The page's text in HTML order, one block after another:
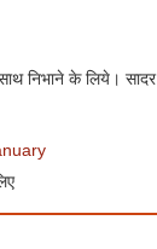
निभाने के लिये। सादर